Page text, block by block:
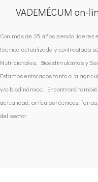
VADEMÉCUM on-
Con más de 35 años siendo líderes
técnica actualizada y contrastada
Nutricionales, Bioestimulantes y
Estamos enfocados tanto a la
y/o biodinámica. Encontrará
actualidad, artículos técnicos,
del sector.